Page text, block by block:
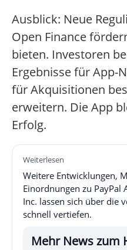
Ausblick: Neue
Open Finance
bieten. Investoren
Ergebnisse für App-
für Akquisitionen
erweitern. Die App
Erfolg.
Weiterlesen
Weitere Entwicklungen,
Einordnungen zu PayPal
Inc. lassen sich über die
schnell vertiefen.
Mehr News zum